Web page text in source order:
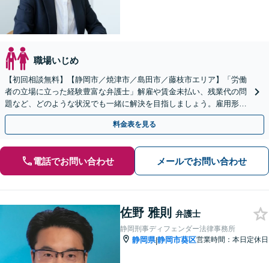
職場いじめ
【初回相談無料】【静岡市／焼津市／島田市／藤枝市エリア】「労働
者の立場に立った経験豊富な弁護士」解雇や賃金未払い、残業代の問
題など、どのような状況でも一緒に解決を目指しましょう。雇用形態
を問わずサポート「労災申請やハラスメント問題にも対応」
料金表を見る
電話でお問い合わせ メールでお問い合わせ
佐野 雅則 弁護士
静岡刑事ディフェンダー法律事務所
静岡県|静岡市葵区営業時間：本日定休日